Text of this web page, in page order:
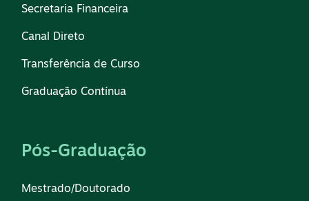
Secretaria Financeira
Canal Direto
Transferência de Curso
Graduação Contínua
Pós-Graduação
Mestrado/Doutorado